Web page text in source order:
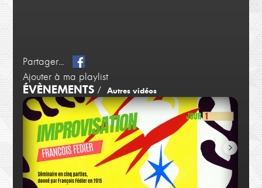
Partager...
Ajouter à ma playlist
ÉVÈNEMENTS /Autres vidéos